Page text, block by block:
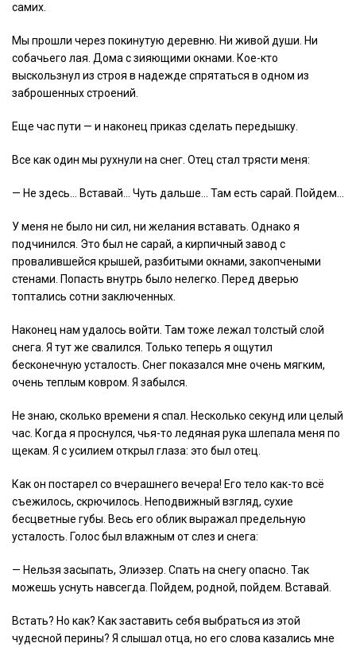
самих.
Мы прошли через покинутую деревню. Ни живой души. Ни
собачьего лая. Дома с зияющими окнами. Кое-кто
выскользнул из строя в надежде спрятаться в одном из
заброшенных строений.
Еще час пути — и наконец приказ сделать передышку.
Все как один мы рухнули на снег. Отец стал трясти меня:
— Не здесь… Вставай… Чуть дальше… Там есть сарай. Пойдем…
У меня не было ни сил, ни желания вставать. Однако я
подчинился. Это был не сарай, а кирпичный завод с
провалившейся крышей, разбитыми окнами, закопчеными
стенами. Попасть внутрь было нелегко. Перед дверью
топтались сотни заключенных.
Наконец нам удалось войти. Там тоже лежал толстый слой
снега. Я тут же свалился. Только теперь я ощутил
бесконечную усталость. Снег показался мне очень мягким,
очень теплым ковром. Я забылся.
Не знаю, сколько времени я спал. Несколько секунд или целый
час. Когда я проснулся, чья-то ледяная рука шлепала меня по
щекам. Я с усилием открыл глаза: это был отец.
Как он постарел со вчерашнего вечера! Его тело как-то всё
съежилось, скрючилось. Неподвижный взгляд, сухие
бесцветные губы. Весь его облик выражал предельную
усталость. Голос был влажным от слез и снега:
— Нельзя засыпать, Элиэзер. Спать на снегу опасно. Так
можешь уснуть навсегда. Пойдем, родной, пойдем. Вставай.
Встать? Но как? Как заставить себя выбраться из этой
чудесной перины? Я слышал отца, но его слова казались мне